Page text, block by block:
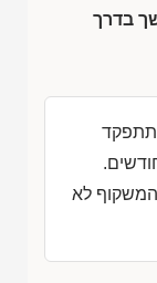
בדרך
תתפקד
המשקוף לא